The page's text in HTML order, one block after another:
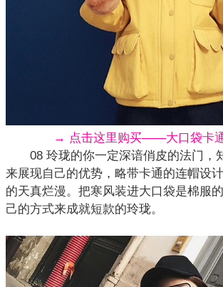
→ 点击这里购买——大口袋卡
08 玲珑的你一定深谙俏皮的法门，
来展现自己的优势，略带卡通的连帽设
的天真烂漫。把寒风装进大口袋是棉服
己的方式来成就短款的玲珑。